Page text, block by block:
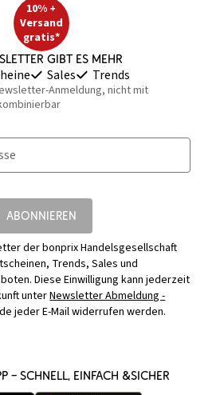
10% +
Versand
gratis*
gibt es mehr
Sales Trends
Anmeldung, nicht mit
ABONNIEREN
der bonprix Handelsgesellschaft
Trends, Sales und
Diese Einwilligung kann jederzeit
unterNewsletter Abmeldung -
jeder E-Mail widerrufen werden.
– SCHNELL, EINFACH &SICHER